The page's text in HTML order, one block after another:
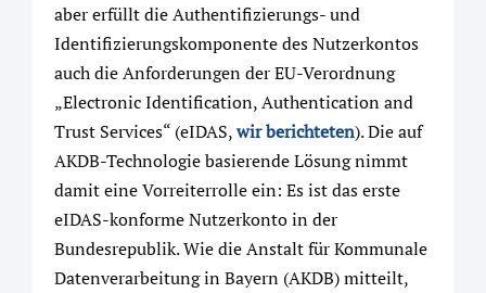
aber erfüllt die Authentifizierungs- und
Identifizierungskomponente des Nutzerkontos
auch die Anforderungen der EU-Verordnung
„Electronic Identification, Authentication and
Trust Services“ (eIDAS,wir berichteten). Die auf
AKDB-Technologie basierende Lösung nimmt
damit eine Vorreiterrolle ein: Es ist das erste
eIDAS-konforme Nutzerkonto in der
Bundesrepublik. Wie die Anstalt für Kommunale
Datenverarbeitung in Bayern (AKDB) mitteilt,